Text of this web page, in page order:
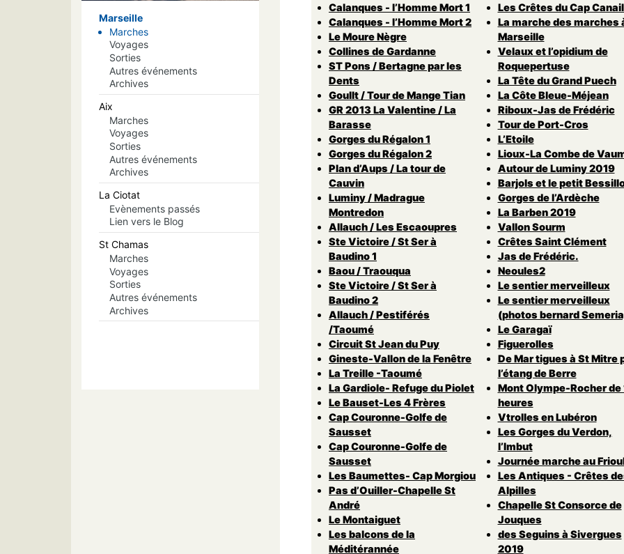
Marseille
Marches
Voyages
Sorties
Autres événements
Archives
Aix
Marches
Voyages
Sorties
Autres événements
Archives
La Ciotat
Evènements passés
Lien vers le Blog
St Chamas
Marches
Voyages
Sorties
Autres événements
Archives
Calanques - l’Homme Mort 1
Calanques - l’Homme Mort 2
Le Moure Nègre
Collines de Gardanne
ST Pons / Bertagne par les
Dents
Goullt / Tour de Mange Tian
GR 2013 La Valentine / La
Barasse
Gorges du Régalon 1
Gorges du Régalon 2
Plan d’Aups / La tour de
Cauvin
Luminy / Madrague
Montredon
Allauch / Les Escaoupres
Ste Victoire / St Ser à
Baudino 1
Baou / Traouqua
Ste Victoire / St Ser à
Baudino 2
Allauch / Pestiférés
/Taoumé
Circuit St Jean du Puy
Gineste-Vallon de la Fenêtre
La Treille -Taoumé
La Gardiole- Refuge du Piolet
Le Bauset-Les 4 Frères
Cap Couronne-Golfe de
Sausset
Cap Couronne-Golfe de
Sausset
Les Baumettes- Cap Morgiou
Pas d’Ouiller-Chapelle St
André
Le Montaiguet
Les balcons de la
Méditérannée
Les Crêtes du Cap
La marche des marches
Marseille
Velaux et l’opidium de
Roquepertuse
La Tête du Grand Puech
La Côte Bleue-Méjean
Riboux-Jas de Frédéric
Tour de Port-Cros
L’Etoile
Lioux-La Combe de
Autour de Luminy 2019
Barjols et le petit
Gorges de l’Ardèche
La Barben 2019
Vallon Sourm
Crêtes Saint Clément
Jas de Frédéric.
Neoules2
Le sentier merveilleux
Le sentier merveilleux
(photos bernard
Le Garagaï
Figuerolles
De Mar tigues à St Mitre
l’étang de Berre
Mont Olympe-Rocher de
heures
Vtrolles en Lubéron
Les Gorges du Verdon,
l’Imbut
Journée marche au
Les Antiques - Crêtes
Alpilles
Chapelle St Consorce de
Jouques
des Seguins à Sivergues
2019